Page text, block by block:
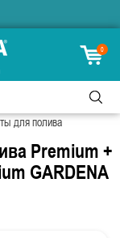
0
для полива
Premium +
GARDENA